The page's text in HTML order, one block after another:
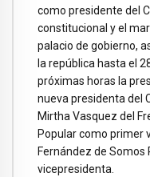
como presidente del
constitucional y el
palacio de gobierno,
la república hasta el
próximas horas la
nueva presidenta del
Mirtha Vasquez del
Popular como primer
Fernández de
vicepresidenta.